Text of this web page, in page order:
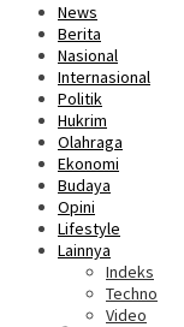
News
Berita
Nasional
Internasional
Politik
Hukrim
Olahraga
Ekonomi
Budaya
Opini
Lifestyle
Lainnya
Indeks
Techno
Video